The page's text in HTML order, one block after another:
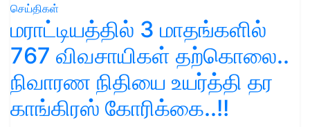
செய்திகள்
மராட்டியத்தில் 3 மாதங்களில்
767 விவசாயிகள் தற்கொலை..
நிவாரண நிதியை உயர்த்தி தர
காங்கிரஸ் கோரிக்கை..!!